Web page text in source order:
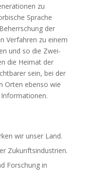
zu
Sprache
der
Verfahren zu einem
und so die Zwei­
die Heimat der
sein, bei der
Orten ebenso wie
wir unser Land.
Zukunfts­in­dus­trien.
Forschung in